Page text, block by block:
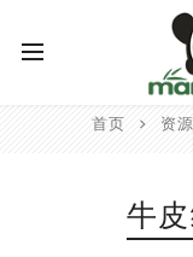
首页 资源
牛